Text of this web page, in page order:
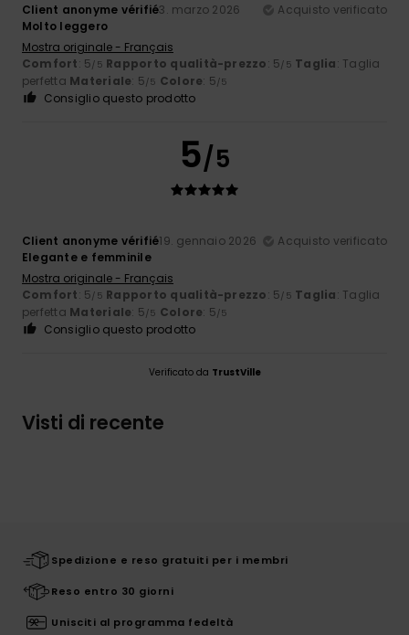
Client anonyme vérifié3. marzo 2026
Acquisto verificato
Molto leggero
Mostra originale - Français
Comfort: 5/5 Rapporto qualità-prezzo: 5/5 Taglia: Taglia
perfetta Materiale: 5/5 Colore: 5/5
Consiglio questo prodotto
5/5
Client anonyme vérifié19. gennaio 2026
Acquisto verificato
Elegante e femminile
Mostra originale - Français
Comfort: 5/5 Rapporto qualità-prezzo: 5/5 Taglia: Taglia
perfetta Materiale: 5/5 Colore: 5/5
Consiglio questo prodotto
Verificato da TrustVille
Visti di recente
Spedizione e reso gratuiti per i membri
Reso entro 30 giorni
Unisciti al programma fedeltà